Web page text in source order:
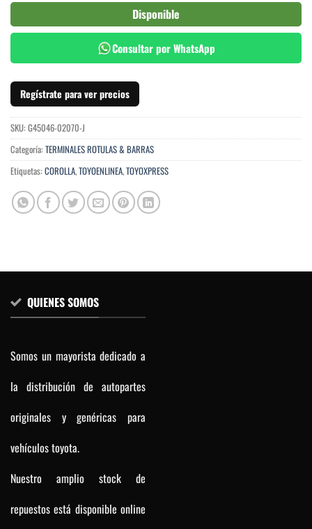
Disponible
Consultar por WhatsApp
Regístrate para ver precios
SKU: G45046-02070-J
Categoría: TERMINALES ROTULAS & BARRAS
Etiquetas: COROLLA,TOYOENLINEA,TOYOXPRESS
QUIENES SOMOS
Somos un mayorista dedicado a
la distribución de autopartes
originales y genéricas para
vehículos toyota.
Nuestro amplio stock de
repuestos está disponible online